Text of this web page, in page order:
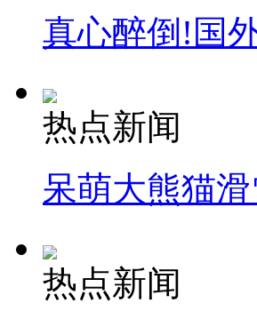
真心醉倒!国
热点新闻
呆萌大熊猫
热点新闻